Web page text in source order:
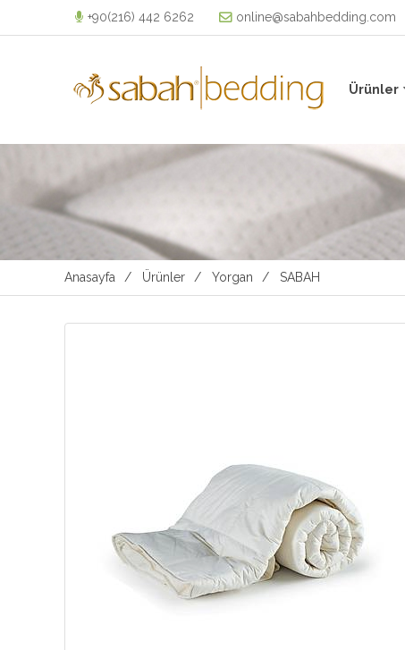
+90(216) 442 6262 online@sabahbedding.com
Ürünler
Anasayfa Ürünler Yorgan SABAH